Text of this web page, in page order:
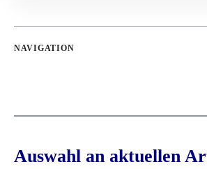
NAVIGATION
Auswahl an aktuellen